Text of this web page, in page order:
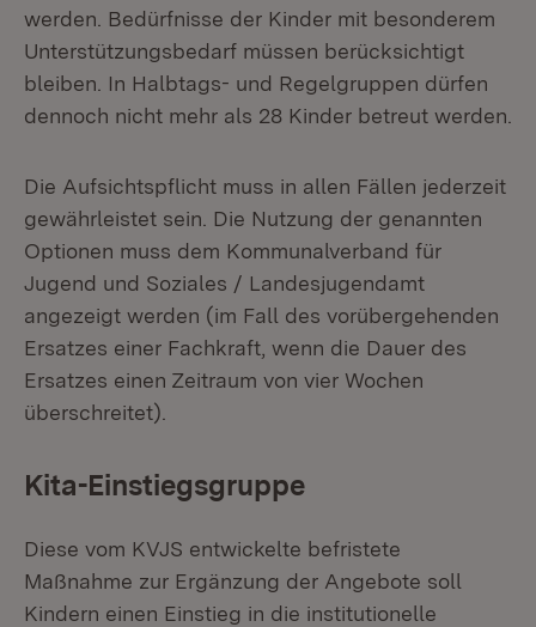
werden. Bedürfnisse der Kinder mit besonderem
Unterstützungsbedarf müssen berücksichtigt
bleiben. In Halbtags- und Regelgruppen dürfen
dennoch nicht mehr als 28 Kinder betreut werden.
Die Aufsichtspflicht muss in allen Fällen jederzeit
gewährleistet sein. Die Nutzung der genannten
Optionen muss dem Kommunalverband für
Jugend und Soziales / Landesjugendamt
angezeigt werden (im Fall des vorübergehenden
Ersatzes einer Fachkraft, wenn die Dauer des
Ersatzes einen Zeitraum von vier Wochen
überschreitet).
Kita-Einstiegsgruppe
Diese vom KVJS entwickelte befristete
Maßnahme zur Ergänzung der Angebote soll
Kindern einen Einstieg in die institutionelle